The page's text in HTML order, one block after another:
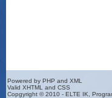
Powered by PHP and XML
Valid XHTML and CSS
Copgyright © 2010 - ELTE IK,